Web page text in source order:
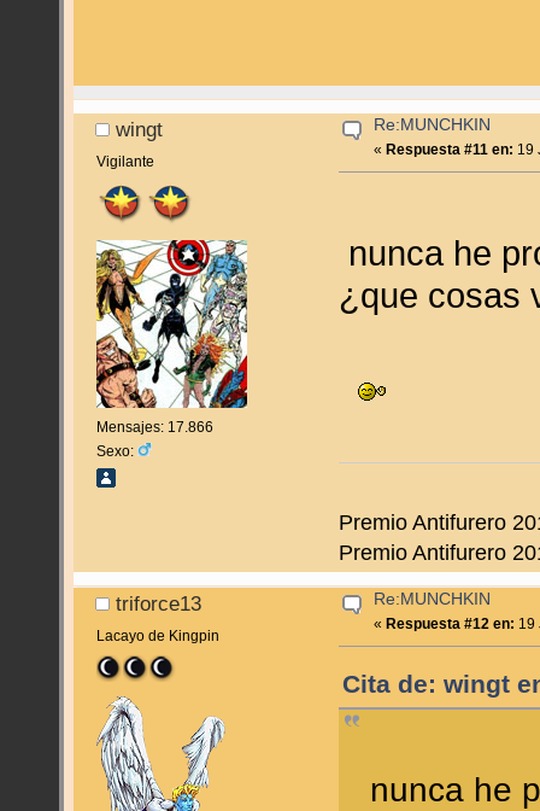
wingt
Vigilante
Mensajes: 17.866
Sexo:
Re:MUNCHKIN
«Respuesta #11 en: 19
nunca he
¿que cosas
Premio Antifurero
Premio Antifurero
triforce13
Lacayo de Kingpin
Re:MUNCHKIN
«Respuesta #12 en: 19
Cita de: wingt
nunca he